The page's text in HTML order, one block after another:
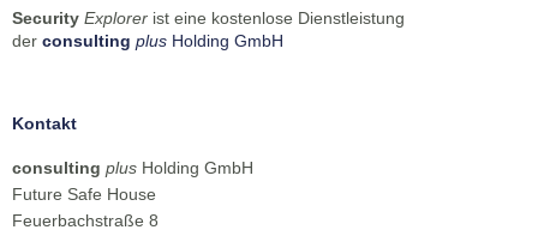
Security Explorer ist eine kostenlose Dienstleistung
der consulting plus Holding GmbH
Kontakt
consulting plus Holding GmbH
Future Safe House
Feuerbachstraße 8